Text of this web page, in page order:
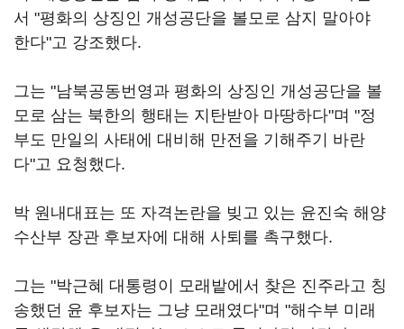
서 "평화의 상징인 개성공단을 볼모로 삼지 말아야
한다"고 강조했다.
그는 "남북공동번영과 평화의 상징인 개성공단을 볼
모로 삼는 북한의 행태는 지탄받아 마땅하다"며 "정
부도 만일의 사태에 대비해 만전을 기해주기 바란
다"고 요청했다.
박 원내대표는 또 자격논란을 빚고 있는 윤진숙 해양
수산부 장관 후보자에 대해 사퇴를 촉구했다.
그는 "박근혜 대통령이 모래밭에서 찾은 진주라고 칭
송했던 윤 후보자는 그냥 모래였다"며 "해수부 미래